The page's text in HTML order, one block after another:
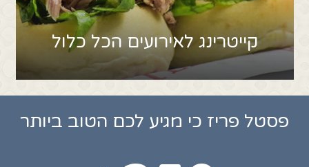
קייטרינג לאירועים הכל כלול
פסטל פריז כי מגיע לכם הטוב ביותר